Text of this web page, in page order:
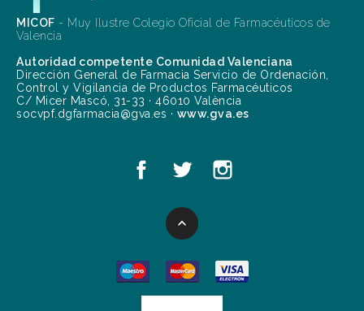
MICOF - Muy Ilustre Colegio Oficial de Farmacéuticos de
Valencia
Autoridad competente Comunidad Valenciana
Dirección General de Farmacia Servicio de Ordenación,
Control y Vigilancia de Productos Farmacéuticos
C/ Micer Mascó, 31-33 · 46010 València
socvpf.dgfarmacia@gva.es · www.gva.es
